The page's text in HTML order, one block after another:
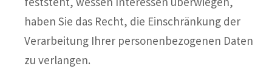
haben Sie das Recht, die Einschränkung der
Verarbeitung Ihrer personenbezogenen Daten
zu verlangen.